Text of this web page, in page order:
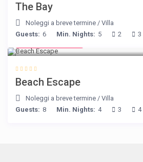
The Bay
Noleggi a breve termine /Villa
Guests: 6 Min. Nights: 5 2 3
Beach Escape
Noleggi a breve termine /Villa
Guests: 8 Min. Nights: 4 3 4